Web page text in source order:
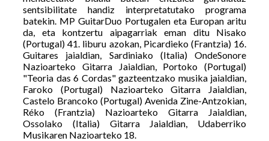
sentsibilitate handiz interpretatutako programa
batekin. MP GuitarDuo Portugalen eta Europan aritu
da, eta kontzertu aipagarriak eman ditu Nisako
(Portugal) 41. liburu azokan, Picardieko (Frantzia) 16.
Guitares jaialdian, Sardiniako (Italia) OndeSonore
Nazioarteko Gitarra Jaialdian, Portoko (Portugal)
"Teoria das 6 Cordas" gazteentzako musika jaialdian,
Faroko (Portugal) Nazioarteko Gitarra Jaialdian,
Castelo Brancoko (Portugal) Avenida Zine-Antzokian,
Réko (Frantzia) Nazioarteko Gitarra Jaialdian,
Ossolako (Italia) Gitarra Jaialdian, Udaberriko
Musikaren Nazioarteko 18.